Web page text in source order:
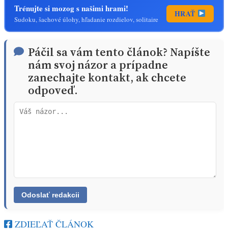
Trénujte si mozog s našimi hrami!
Sudoku, šachové úlohy, hľadanie rozdielov, solitaire
HRAŤ
Páčil sa vám tento článok? Napíšte
nám svoj názor a prípadne
zanechajte kontakt, ak chcete
odpoveď.
ZDIEĽAŤ ČLÁNOK